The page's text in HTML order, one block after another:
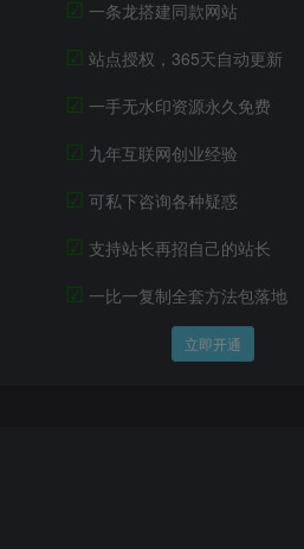
☑ 一条龙搭建同款网站
☑ 站点授权，365天自动更新
☑ 一手无水印资源永久免费
☑ 九年互联网创业经验
☑ 可私下咨询各种疑惑
☑ 支持站长再招自己的站长
☑ 一比一复制全套方法包落地
立即开通